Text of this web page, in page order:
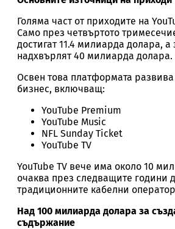
Голяма част от приходите на
Само през четвъртото
достигат 11.4 милиарда долара, а
надхвърлят 40 милиарда долара.
Освен това платформата
бизнес, включващ:
YouTube Premium
YouTube Music
NFL Sunday Ticket
YouTube TV
YouTube TV вече има около 10
очаква през следващите години
традиционните кабелни
Над 100 милиарда долара за
съдържание